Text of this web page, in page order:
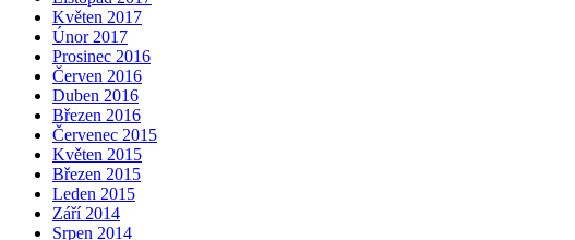
Květen 2017
Únor 2017
Prosinec 2016
Červen 2016
Duben 2016
Březen 2016
Červenec 2015
Květen 2015
Březen 2015
Leden 2015
Září 2014
Srpen 2014